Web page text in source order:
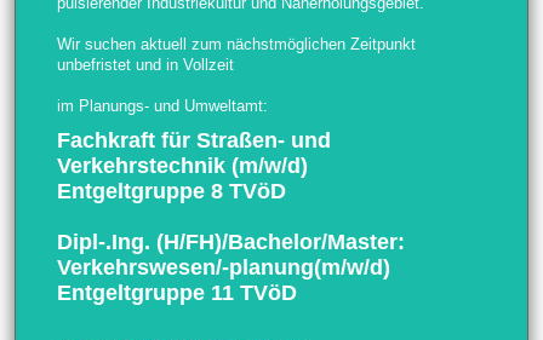
Wir suchen aktuell zum nächstmöglichen Zeitpunkt
unbefristet und in Vollzeit
im Planungs- und Umweltamt:
Fachkraft für Straßen- und
Verkehrstechnik (m/w/d)
Entgeltgruppe 8 TVöD
Dipl-.Ing. (H/FH)/Bachelor/Master:
Verkehrswesen/-planung(m/w/d)
Entgeltgruppe 11 TVöD